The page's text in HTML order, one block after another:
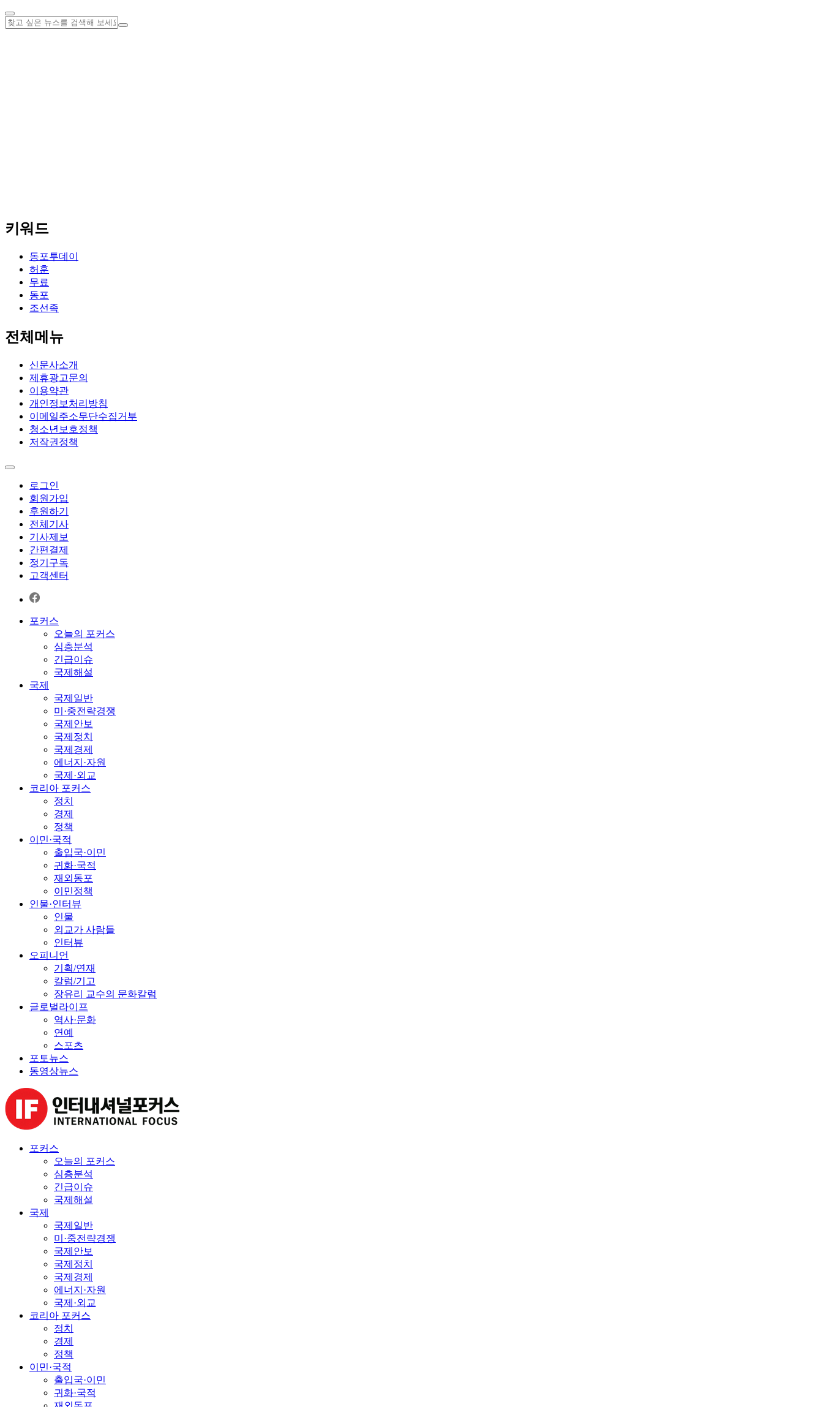
키워드
동포투데이
허훈
무료
동포
조선족
전체메뉴
신문사소개
제휴광고문의
이용약관
개인정보처리방침
이메일주소무단수집거부
청소년보호정책
저작권정책
로그인
회원가입
후원하기
전체기사
기사제보
간편결제
정기구독
고객센터
포커스
오늘의 포커스
심층분석
긴급이슈
국제해설
국제
국제일반
미·중전략경쟁
국제안보
국제정치
국제경제
에너지·자원
국제·외교
코리아 포커스
정치
경제
정책
이민·국적
출입국·이민
귀화·국적
재외동포
이민정책
인물·인터뷰
인물
외교가 사람들
인터뷰
오피니언
기획/연재
칼럼/기고
장유리 교수의 문화칼럼
글로벌라이프
역사·문화
연예
스포츠
포토뉴스
동영상뉴스
포커스
오늘의 포커스
심층분석
긴급이슈
국제해설
국제
국제일반
미·중전략경쟁
국제안보
국제정치
국제경제
에너지·자원
국제·외교
코리아 포커스
정치
경제
정책
이민·국적
출입국·이민
귀화·국적